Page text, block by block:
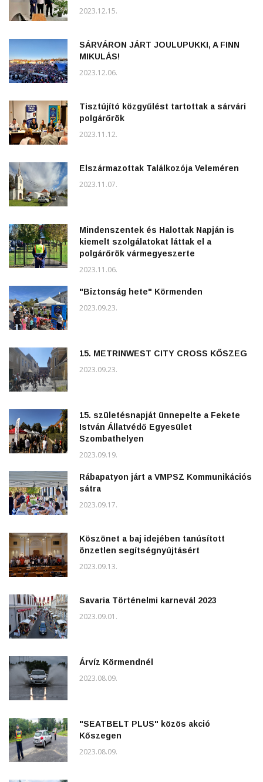
2023.12.15.
SÁRVÁRON JÁRT JOULUPUKKI, A FINN
MIKULÁS!
2023.12.06.
Tisztújító közgyűlést tartottak a sárvári
polgárőrök
2023.11.12.
Elszármazottak Találkozója Veleméren
2023.11.07.
Mindenszentek és Halottak Napján is
kiemelt szolgálatokat láttak el a
polgárőrök vármegyeszerte
2023.11.06.
"Biztonság hete" Körmenden
2023.09.23.
15. METRINWEST CITY CROSS KŐSZEG
2023.09.23.
15. születésnapját ünnepelte a Fekete
István Állatvédő Egyesület
Szombathelyen
2023.09.19.
Rábapatyon járt a VMPSZ Kommunikációs
sátra
2023.09.17.
Köszönet a baj idejében tanúsított
önzetlen segítségnyújtásért
2023.09.13.
Savaria Történelmi karnevál 2023
2023.09.01.
Árvíz Körmendnél
2023.08.09.
"SEATBELT PLUS" közös akció
Kőszegen
2023.08.09.